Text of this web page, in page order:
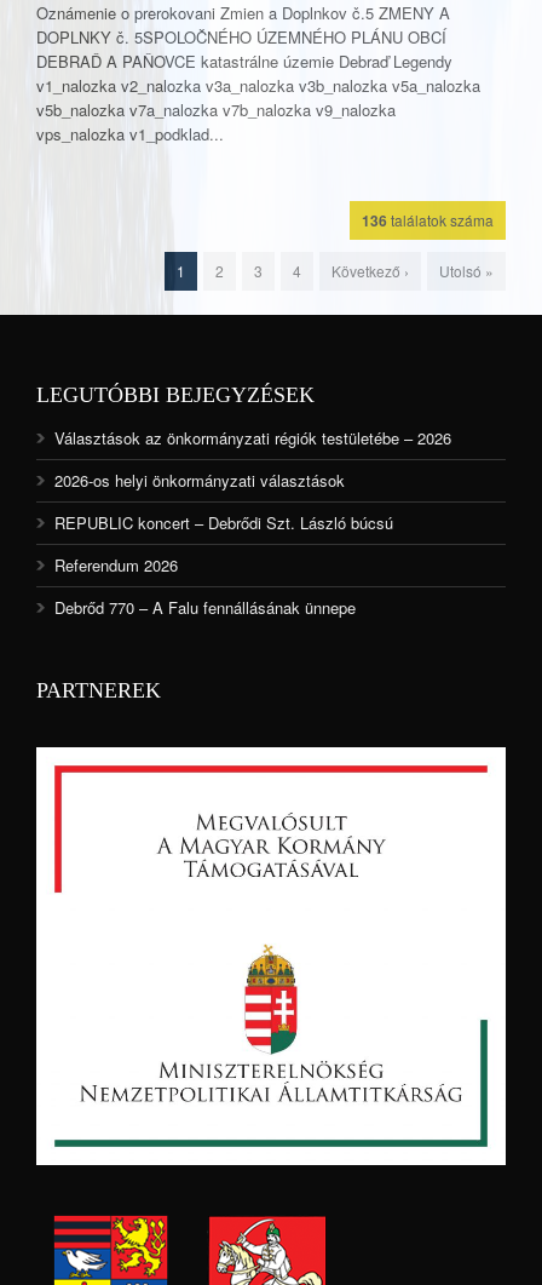
Oznámenie o prerokovani Zmien a Doplnkov č.5 ZMENY A
DOPLNKY č. 5SPOLOČNÉHO ÚZEMNÉHO PLÁNU OBCÍ
DEBRAĎ A PAŇOVCE katastrálne územie Debraď Legendy
v1_nalozka v2_nalozka v3a_nalozka v3b_nalozka v5a_nalozka
v5b_nalozka v7a_nalozka v7b_nalozka v9_nalozka
vps_nalozka v1_podklad...
136 találatok száma
1 2 3 4 Következő › Utolsó »
LEGUTÓBBI BEJEGYZÉSEK
Választások az önkormányzati régiók testületébe – 2026
2026-os helyi önkormányzati választások
REPUBLIC koncert – Debrődi Szt. László búcsú
Referendum 2026
Debrőd 770 – A Falu fennállásának ünnepe
PARTNEREK